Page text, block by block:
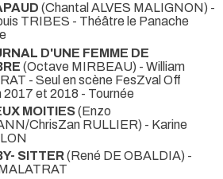
(Chantal ALVES MALIGNON) -
TRIBES - Théâtre le Panache
D'UNE FEMME DE
(Octave MIRBEAU) - William
- Seul en scène FesZval Off
2017 et 2018 - Tournée
MOITIES(Enzo
ChrisZan RULLIER) - Karine
SITTER(René DE OBALDIA) -